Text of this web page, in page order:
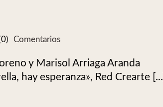
Comentarios
y Marisol Arriaga Aranda
hay esperanza», Red Crearte [...]